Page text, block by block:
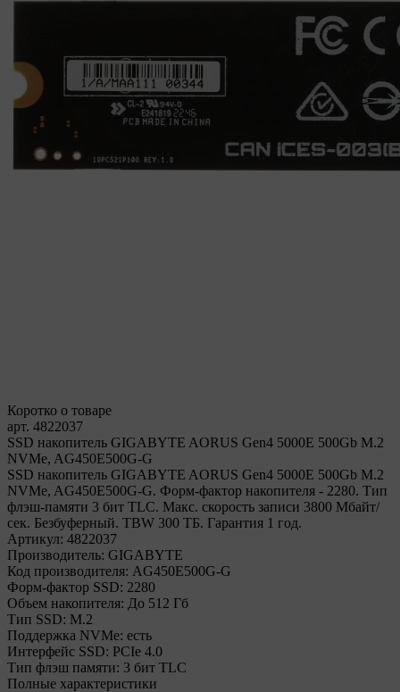
Коротко о товаре
арт. 4822037
SSD накопитель GIGABYTE AORUS Gen4 5000E 500Gb M.2
NVMe, AG450E500G-G
SSD накопитель GIGABYTE AORUS Gen4 5000E 500Gb M.2
NVMe, AG450E500G-G. Форм-фактор накопителя - 2280. Тип
флэш-памяти 3 бит TLC. Макс. скорость записи 3800 Мбайт/
сек. Безбуферный. TBW 300 ТБ. Гарантия 1 год.
Артикул: 4822037
Производитель: GIGABYTE
Код производителя: AG450E500G-G
Форм-фактор SSD: 2280
Объем накопителя: До 512 Гб
Тип SSD: М.2
Поддержка NVMe: есть
Интерфейс SSD: PCIe 4.0
Тип флэш памяти: 3 бит TLC
Полные характеристики